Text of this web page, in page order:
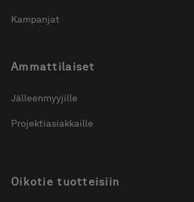
Kampanjat
Ammattilaiset
Jälleenmyyjille
Projektiasiakkaille
Oikotie tuotteisiin